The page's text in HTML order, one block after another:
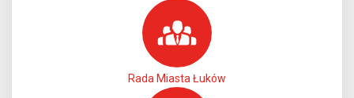
Rada Miasta Łuków